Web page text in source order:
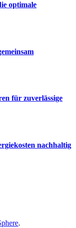
optimale
für zuverlässige
nachhaltig
.